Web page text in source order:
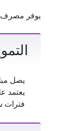
يوفر مصرف
يصل مبلغ
يعتمد
فترات